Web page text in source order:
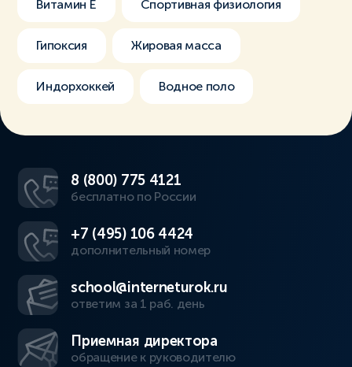
Витамин Е Спортивная физиология
Гипоксия Жировая масса
Индорхоккей Водное поло
8 (800) 775 4121
бесплатно по России
+7 (495) 106 4424
дополнительный номер
school@interneturok.ru
ответим за 1 раб. день
Приемная директора
обращение к руководителю